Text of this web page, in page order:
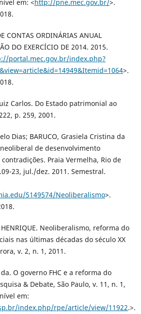
em: <http://pne.mec.gov.br/>.
CONTAS ORDINÁRIAS ANUAL
DO EXERCÍCIO DE 2014. 2015.
portal.mec.gov.br/index.php?
>.
Carlos. Do Estado patrimonial ao
p. 259, 2001.
Dias; BARUCO, Grasiela Cristina da
de desenvolvimento
Praia Vermelha, Rio de
23, jul./dez. 2011. Semestral.
5149574/Neoliberalismo>.
HENRIQUE. Neoliberalismo, reforma do
nas últimas décadas do século XX
v. 2, n. 1, 2011.
O governo FHC e a reforma do
& Debate, São Paulo, v. 11, n. 1,
em:
index.php/rpe/article/view/11922.>.